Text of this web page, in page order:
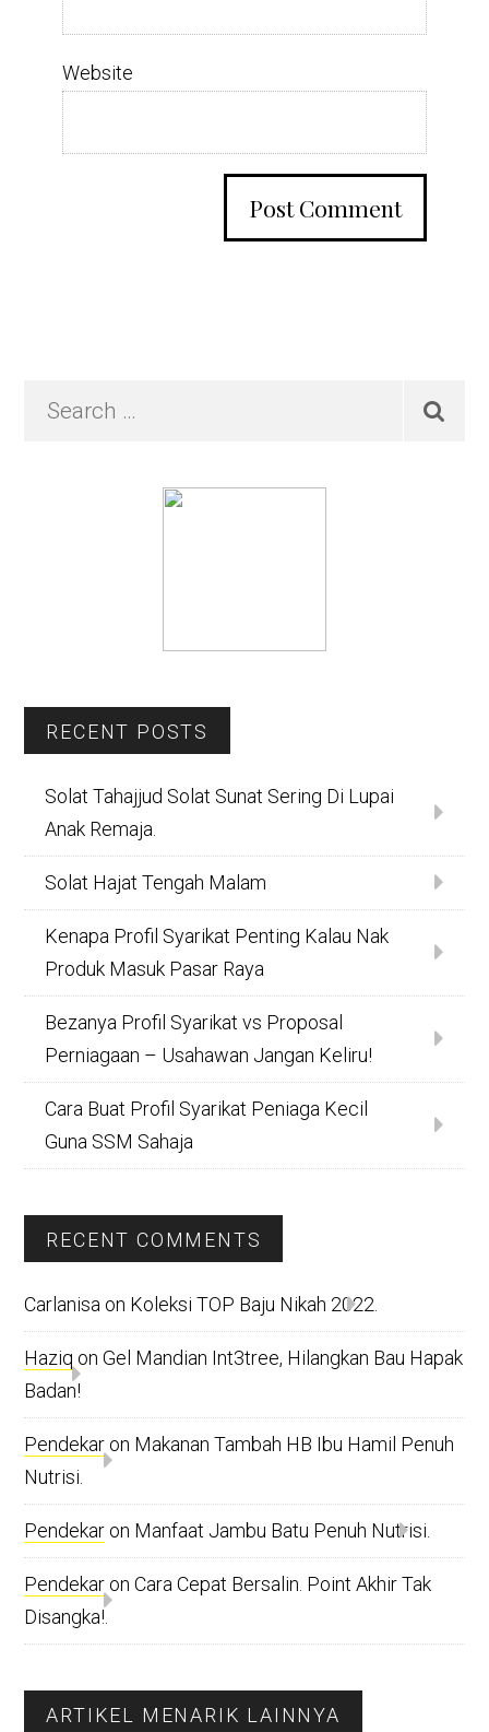
Website
Primary
RECENT POSTS
Solat Tahajjud Solat Sunat Sering Di Lupai
Anak Remaja.
Solat Hajat Tengah Malam
Kenapa Profil Syarikat Penting Kalau Nak
Produk Masuk Pasar Raya
Bezanya Profil Syarikat vs Proposal
Perniagaan – Usahawan Jangan Keliru!
Cara Buat Profil Syarikat Peniaga Kecil
Guna SSM Sahaja
RECENT COMMENTS
Carlanisa on Koleksi TOP Baju Nikah 2022.
Haziq onGel Mandian Int3tree, Hilangkan Bau Hapak
Badan!
Pendekar on Makanan Tambah HB Ibu Hamil Penuh
Nutrisi.
Pendekar on Manfaat Jambu Batu Penuh Nutrisi.
Pendekar onCara Cepat Bersalin. Point Akhir Tak
Disangka!.
ARTIKEL MENARIK LAINNYA